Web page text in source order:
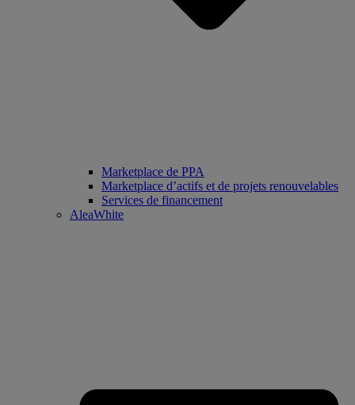
Marketplace de PPA
Marketplace d’actifs et de projets renouvelables
Services de financement
AleaWhite